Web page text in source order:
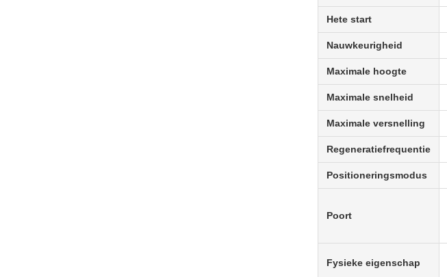
Hete start
Nauwkeurigheid
Maximale hoogte
Maximale snelheid
Maximale versnelling
Regeneratiefrequentie
Positioneringsmodus
Poort
Fysieke eigenschap